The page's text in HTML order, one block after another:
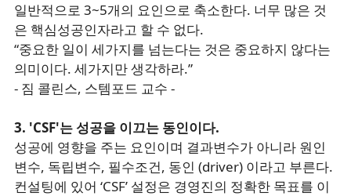
일반적으로 3~5개의 요인으로 축소한다. 너무 많은 것
은 핵심성공인자라고 할 수 없다.
“중요한 일이 세가지를 넘는다는 것은 중요하지 않다는
의미이다. 세가지만 생각하라.”
- 짐 콜린스, 스템포드 교수 -
3. 'CSF'는 성공을 이끄는 동인이다.
성공에 영향을 주는 요인이며 결과변수가 아니라 원인
변수, 독립변수, 필수조건, 동인 (driver) 이라고 부른다.
컨설팅에 있어 ‘CSF’ 설정은 경영진의 정확한 목표를 이